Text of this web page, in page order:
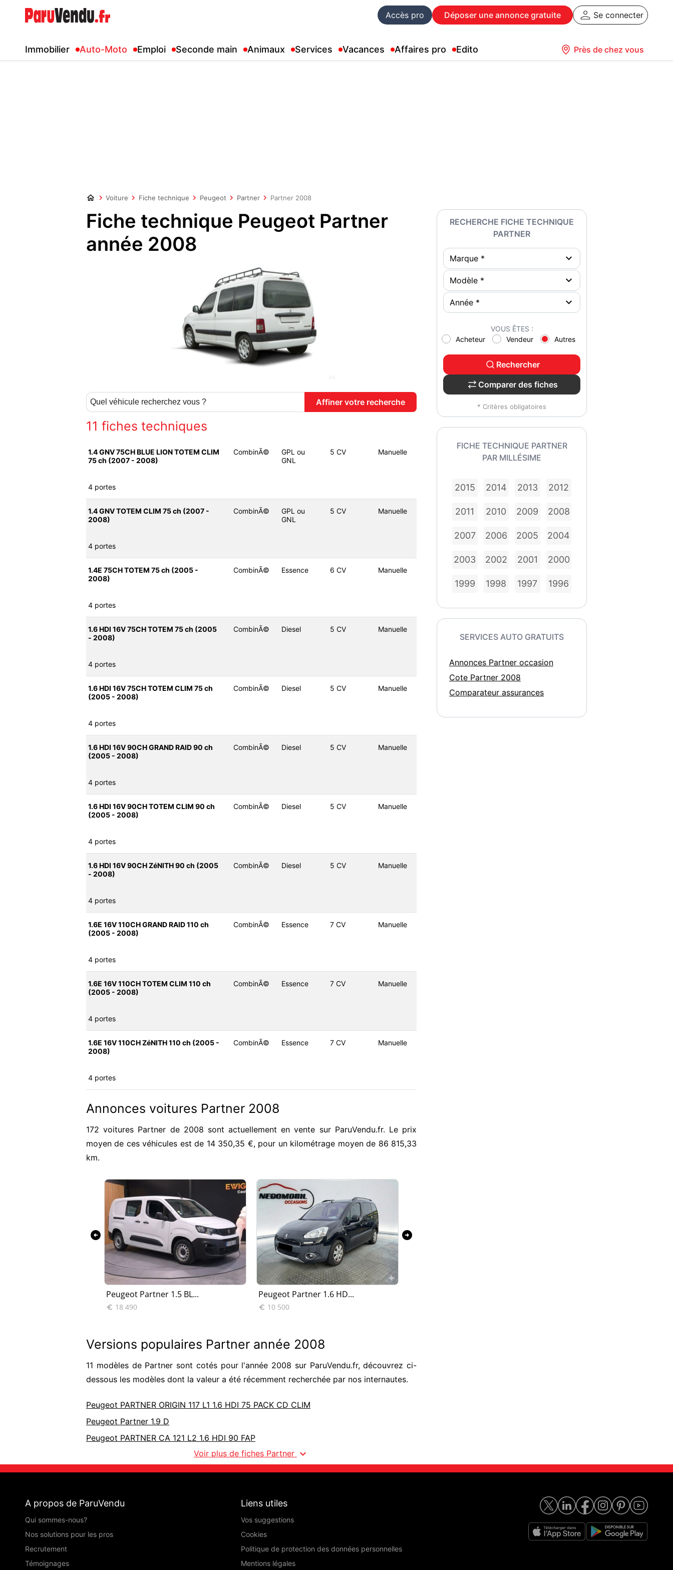
Accès pro Déposer une annonce gratuite Se connecter
Immobilier Auto-Moto Emploi Seconde main Animaux Services Vacances Affaires pro Edito Près de chez vous
Voiture Fiche technique Peugeot Partner Partner 2008
Fiche technique Peugeot Partner
année 2008
11 fiches techniques
1.4 GNV 75CH BLUE LION TOTEM CLIM
75 ch (2007 - 2008)
CombinÃ©
GPL ou
GNL
5 CV Manuelle
4 portes
1.4 GNV TOTEM CLIM 75 ch (2007 -
2008)
CombinÃ©
GPL ou
GNL
5 CV Manuelle
4 portes
1.4E 75CH TOTEM 75 ch (2005 -
2008)
CombinÃ© Essence 6 CV Manuelle
4 portes
1.6 HDI 16V 75CH TOTEM 75 ch (2005
- 2008)
CombinÃ© Diesel 5 CV Manuelle
4 portes
1.6 HDI 16V 75CH TOTEM CLIM 75 ch
(2005 - 2008)
CombinÃ© Diesel 5 CV Manuelle
4 portes
1.6 HDI 16V 90CH GRAND RAID 90 ch
(2005 - 2008)
CombinÃ© Diesel 5 CV Manuelle
4 portes
1.6 HDI 16V 90CH TOTEM CLIM 90 ch
(2005 - 2008)
CombinÃ© Diesel 5 CV Manuelle
4 portes
1.6 HDI 16V 90CH ZéNITH 90 ch (2005
- 2008)
CombinÃ© Diesel 5 CV Manuelle
4 portes
1.6E 16V 110CH GRAND RAID 110 ch
(2005 - 2008)
CombinÃ© Essence 7 CV Manuelle
4 portes
1.6E 16V 110CH TOTEM CLIM 110 ch
(2005 - 2008)
CombinÃ© Essence 7 CV Manuelle
4 portes
1.6E 16V 110CH ZéNITH 110 ch (2005 -
2008)
CombinÃ© Essence 7 CV Manuelle
4 portes
Annonces voitures Partner 2008
172 voitures Partner de 2008 sont actuellement en vente sur ParuVendu.fr. Le prix
moyen de ces véhicules est de 14 350,35 €, pour un kilométrage moyen de 86 815,33
km.
Peugeot Partner 1.5 BL...
 18 490
Peugeot Partner 1.6 HD...
 10 500
arrow_circle_left arrow_circle_right
Versions populaires Partner année 2008
11 modèles de Partner sont cotés pour l'année 2008 sur ParuVendu.fr, découvrez ci-
dessous les modèles dont la valeur a été récemment recherchée par nos internautes.
Peugeot PARTNER ORIGIN 117 L1 1.6 HDI 75 PACK CD CLIM
Peugeot Partner 1.9 D
Peugeot PARTNER CA 121 L2 1.6 HDI 90 FAP
Voir plus de fiches Partner expand_more
RECHERCHE FICHE TECHNIQUE
PARTNER
VOUS ÊTES :
Acheteur
Vendeur Autres
Rechercher
Comparer des fiches
* Critères obligatoires
FICHE TECHNIQUE PARTNER
PAR MILLÉSIME
2015 2014 2013 2012
2011 2010 2009 2008
2007 2006 2005 2004
2003 2002 2001 2000
1999 1998 1997 1996
SERVICES AUTO GRATUITS
Annonces Partner occasion
Cote Partner 2008
Comparateur assurances
A propos de ParuVendu
Qui sommes-nous?
Nos solutions pour les pros
Recrutement
Témoignages
Liens utiles
Vos suggestions
Cookies
Politique de protection des données personnelles
Mentions légales